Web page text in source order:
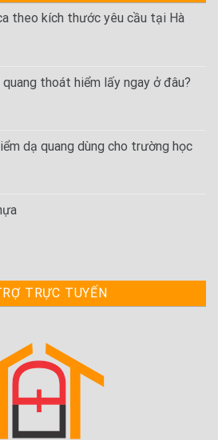
theo kích thước yêu cầu tại Hà
quang thoát hiểm lấy ngay ở đâu?
dạ quang dùng cho trường học
TRỰC TUYẾN